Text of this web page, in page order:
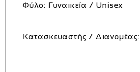
Φύλο: Γυναικεία / Unisex
Κατασκευαστής / Διανομέας: